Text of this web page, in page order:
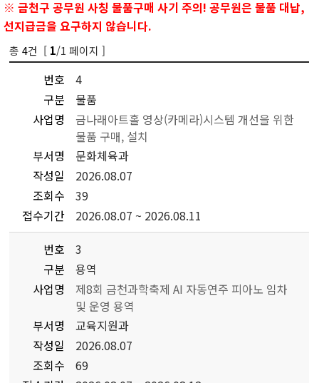
※ 금천구 공무원 사칭 물품구매 사기 주의! 공무원은 물품 대납,
선지급금을 요구하지 않습니다.
총4건 [ 1/1 페이지 ]
번호
4
구분
물품
사업명
금나래아트홀 영상(카메라)시스템 개선을 위한
물품 구매, 설치
부서명
문화체육과
작성일
2026.08.07
조회수
39
접수기간
2026.08.07 ~ 2026.08.11
번호
3
구분
용역
사업명
제8회 금천과학축제 AI 자동연주 피아노 임차
및 운영 용역
부서명
교육지원과
작성일
2026.08.07
조회수
69